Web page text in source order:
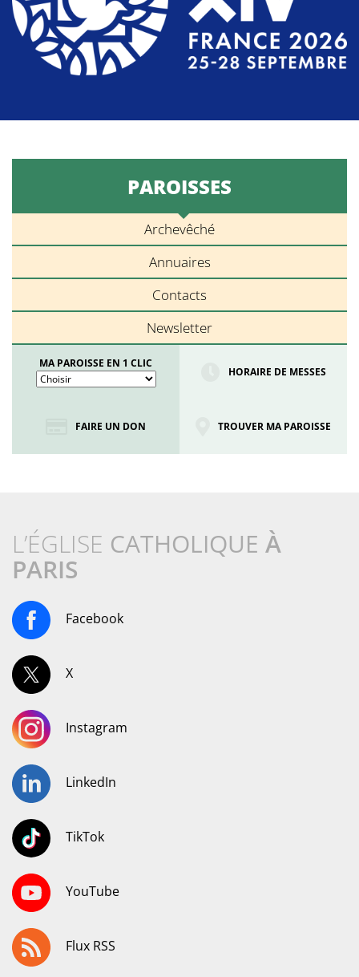
PAROISSES
Archevêché
Annuaires
Contacts
Newsletter
MA PAROISSE EN 1 CLIC
HORAIRE DE MESSES
FAIRE UN DON TROUVER MA PAROISSE
L’ÉGLISE CATHOLIQUE À
PARIS
Facebook
X
Instagram
LinkedIn
TikTok
YouTube
Flux RSS